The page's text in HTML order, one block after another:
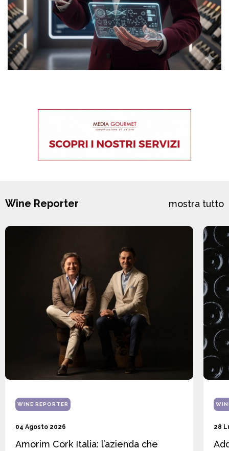
Wine Reporter mostra tutto
WINE REPORTER
04 Agosto 2026
Amorim Cork Italia: l’azienda che
28